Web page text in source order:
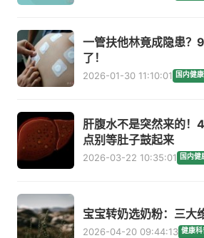
一管扶他林竟成隐患？
了！
2026-01-30 11:10:01 国内健康
肝腹水不是突然来的！
点别等肚子鼓起来
2026-03-22 10:35:01 国内健
宝宝转奶选奶粉：三大
2026-04-20 09:44:13 健康科